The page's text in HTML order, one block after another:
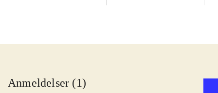
Anmeldelser (1)